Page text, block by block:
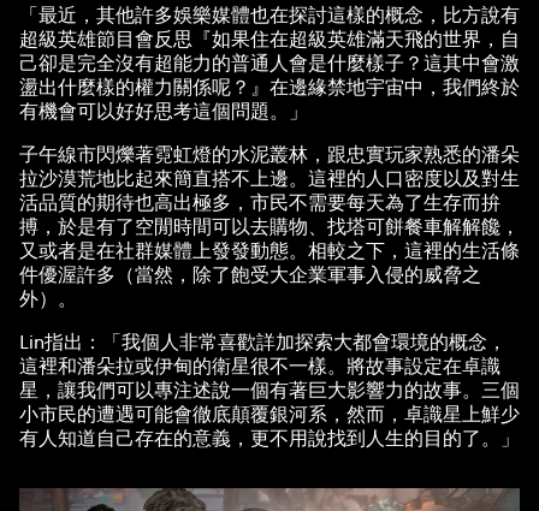
「最近，其他許多娛樂媒體也在探討這樣的概念，比方說有
超級英雄節目會反思『如果住在超級英雄滿天飛的世界，自
己卻是完全沒有超能力的普通人會是什麼樣子？這其中會激
盪出什麼樣的權力關係呢？』在邊緣禁地宇宙中，我們終於
有機會可以好好思考這個問題。」
子午線市閃爍著霓虹燈的水泥叢林，跟忠實玩家熟悉的潘朵
拉沙漠荒地比起來簡直搭不上邊。這裡的人口密度以及對生
活品質的期待也高出極多，市民不需要每天為了生存而拚
搏，於是有了空閒時間可以去購物、找塔可餅餐車解解饞，
又或者是在社群媒體上發發動態。相較之下，這裡的生活條
件優渥許多（當然，除了飽受大企業軍事入侵的威脅之
外）。
Lin指出：「我個人非常喜歡詳加探索大都會環境的概念，
這裡和潘朵拉或伊甸的衛星很不一樣。將故事設定在卓識
星，讓我們可以專注述說一個有著巨大影響力的故事。三個
小市民的遭遇可能會徹底顛覆銀河系，然而，卓識星上鮮少
有人知道自己存在的意義，更不用說找到人生的目的了。」